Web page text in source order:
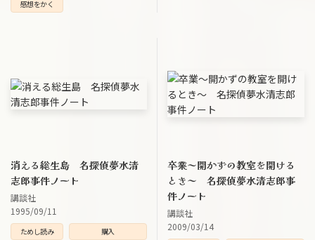
感想をかく
消える総生島 名探偵夢水清
志郎事件ノート
講談社
1995/09/11
ためし読み 購入
卒業～開かずの教室を開ける
とき～ 名探偵夢水清志郎事
件ノート
講談社
2009/03/14